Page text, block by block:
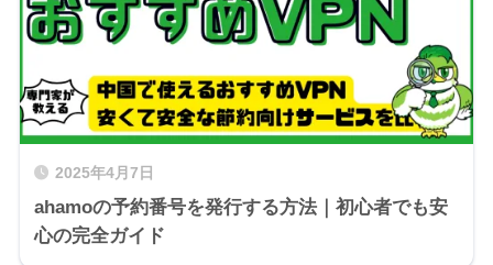
2025年4月7日
ahamoの予約番号を発行する方法｜初心者でも安
心の完全ガイド